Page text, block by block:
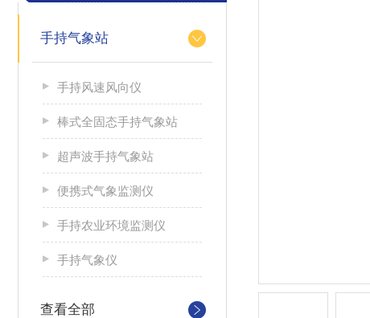
手持气象站
手持风速风向仪
棒式全固态手持气象站
超声波手持气象站
便携式气象监测仪
手持农业环境监测仪
手持气象仪
查看全部